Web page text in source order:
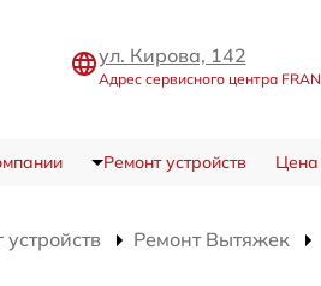
ул. Кирова, 142
Адрес сервисного центра
Ремонт устройств Цена
устройств Ремонт Вытяжек